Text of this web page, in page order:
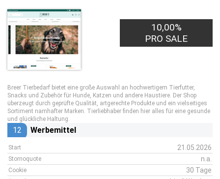
10,00%
PRO SALE
Breer Tierbedarf bietet eine große Auswahl an hochwertigem Tierfutter,
Snacks und Zubehör für Hunde, Katzen und andere Haustiere. Der Shop
überzeugt durch geprüfte Qualität, artgerechte Produkte und ein vielseitiges
Sortiment namhafter Marken. Tierliebhaber finden hier alles für eine gesunde
und glückliche Haltung.
12 Werbemittel
Start 21.05.2026
Stornoquote n.a.
Cookie 30 Tage